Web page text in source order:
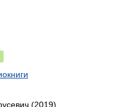
(2019)